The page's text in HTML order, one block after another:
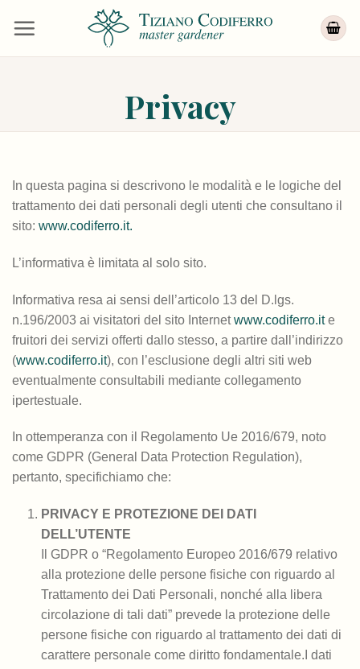
Privacy
In questa pagina si descrivono le modalità e le logiche del
trattamento dei dati personali degli utenti che consultano il
sito: www.codiferro.it.
L’informativa è limitata al solo sito.
Informativa resa ai sensi dell’articolo 13 del D.lgs.
n.196/2003 ai visitatori del sito Internetwww.codiferro.ite
fruitori dei servizi offerti dallo stesso, a partire dall’indirizzo
(www.codiferro.it), con l’esclusione degli altri siti web
eventualmente consultabili mediante collegamento
ipertestuale.
In ottemperanza con il Regolamento Ue 2016/679, noto
come GDPR (General Data Protection Regulation),
pertanto, specifichiamo che:
PRIVACY E PROTEZIONE DEI DATI
DELL’UTENTE
Il GDPR o “Regolamento Europeo 2016/679 relativo
alla protezione delle persone fisiche con riguardo al
Trattamento dei Dati Personali, nonché alla libera
circolazione di tali dati” prevede la protezione delle
persone fisiche con riguardo al trattamento dei dati di
carattere personale come diritto fondamentale.I dati